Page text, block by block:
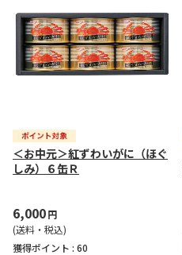
＜お中元＞紅ずわいがに（ほぐ
しみ）６缶Ｒ
6,000円
(送料・税込)
獲得ポイント : 60